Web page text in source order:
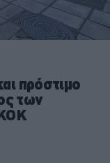
πρόστιμο
των